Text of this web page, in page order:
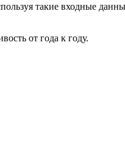
такие входные
от года к году.